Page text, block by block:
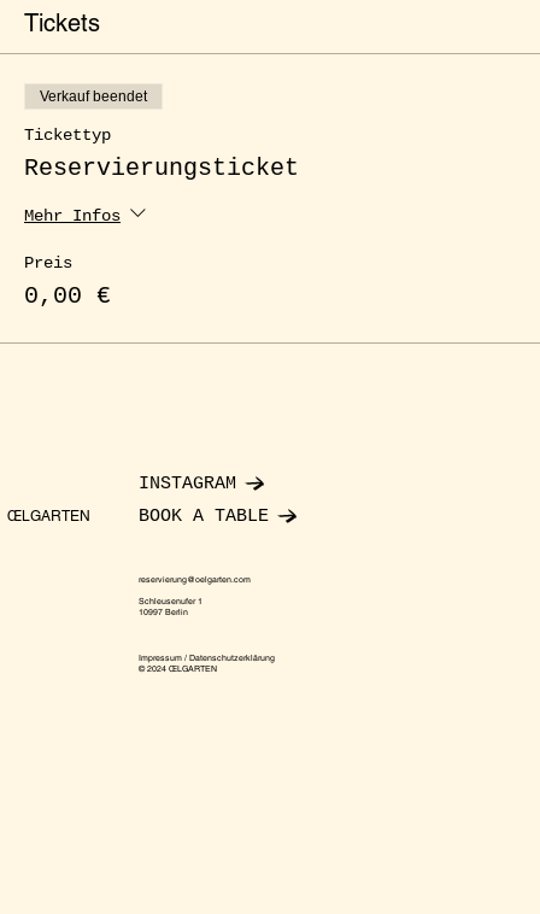
Tickets
Verkauf beendet
Tickettyp
Reservierungsticket
Mehr Infos
Preis
0,00 €
ŒLGARTEN
INSTAGRAM
BOOK A TABLE
reservierung@oelgarten.com
Schleusenufer 1
10997 Berlin
Impressum / Datenschutzerklärung
© 2024 ŒLGARTEN